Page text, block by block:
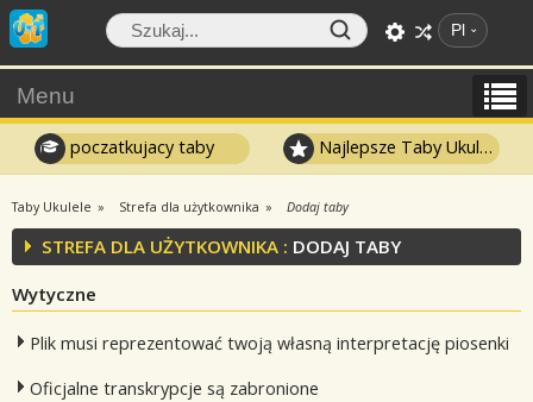
Pl
Menu
poczatkujacy taby Najlepsze Taby Ukulele
Taby Ukulele Strefa dla użytkownika Dodaj taby
STREFA DLA UŻYTKOWNIKA : DODAJ TABY
Wytyczne
Plik musi reprezentować twoją własną interpretację piosenki
Oficjalne transkrypcje są zabronione